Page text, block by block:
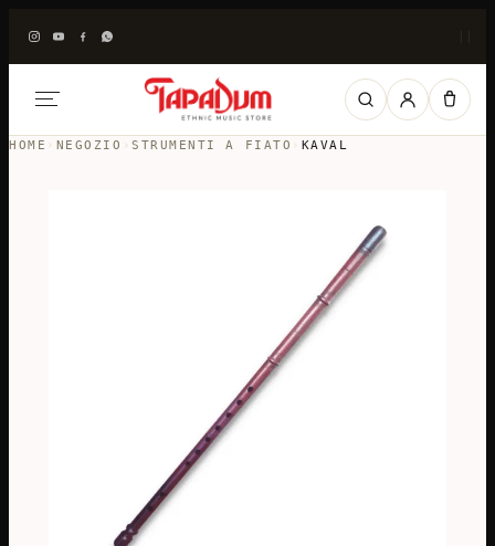
HOME › NEGOZIO ›STRUMENTI A FIATO › KAVAL